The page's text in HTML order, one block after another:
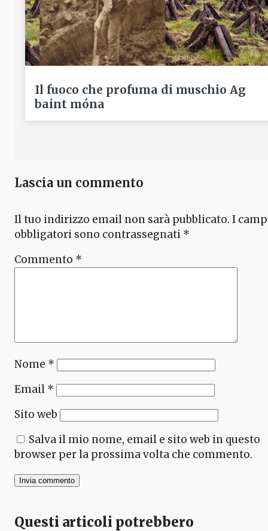
Il fuoco che profuma di muschio Ag
baint móna
Lascia un commento
Il tuo indirizzo email non sarà pubblicato. I
obbligatori sono contrassegnati *
Commento *
Nome *
Email *
Sito web
Salva il mio nome, email e sito web in questo
browser per la prossima volta che commento.
Questi articoli potrebbero